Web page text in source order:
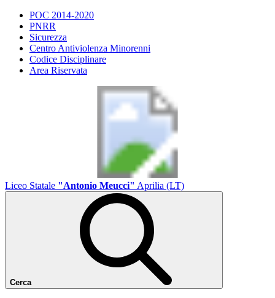
POC 2014-2020
PNRR
Sicurezza
Centro Antiviolenza Minorenni
Codice Disciplinare
Area Riservata
Liceo Statale "Antonio Meucci" Aprilia (LT)
Cerca